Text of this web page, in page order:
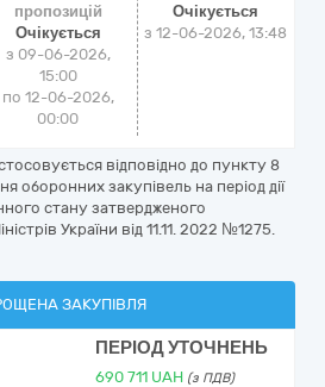
пропозицій
Очікується
з 09-06-2026,
15:00
по 12-06-2026,
00:00
Очікується
з12-06-2026, 13:48
відповідно до пункту 8
оборонних закупівель на період дії
стану затвердженого
України від 11.11. 2022 №1275.
ЗАКУПІВЛЯ
ПЕРІОД УТОЧНЕНЬ
690 711 UAH (з ПДВ)